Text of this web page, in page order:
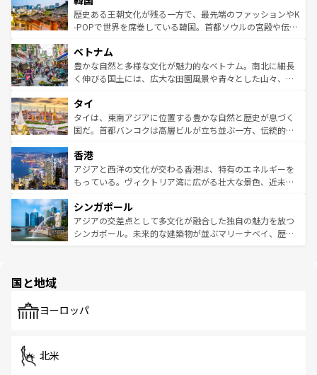
ビング、ハイキングなど、アウトドア好きにはたまらな
い。オーストラリアの多彩な魅力を存分に味わいつくそ
参照してほしい。
と山間の静けさが共存しており、訪れる人に新しい発見と
驚きをもたらしてくれる。また、奥深い台湾の食文化も魅
容にもいいと評判のスイーツなど、バラエティ豊かな料理
が味わえる。 なお、新着の台湾情報は コンテンツ一覧を参
照してほしい。
歴史ある王朝文化が残る一方で、最先端のファッションやK
-POPで世界を席巻している韓国。首都ソウルの宮殿や伝統
き、地方に足を延ばせば四季折々の自然美を楽しむことが
できる。そして、キムチや焼肉、絶品のストリートフード
まで、さまざまな韓国料理が待っている。夜には、韓国な
リティに包まれながら、韓国の多彩な魅力を心ゆくまで味
わってみてほしい。 なお、新着の韓国情報はコンテンツ一
覧を参照してほしい。
ベトナム
豊かな自然と多様な文化が魅力的なベトナム。南北に細長
く伸びる国土には、広大な田園風景や青々とした山々、世
急速な発展と共に伝統が息づく。ハノイの古い町並みやホ
ーチミン市のフランス統治時代の建物も、独特の雰囲気を
醸し出している。また、バラエティの豊かさとおいしさで
とつ。フォーやバインミー、ベトナムコーヒーなどは、ぜ
ひ現地で味わいたい。どの地域を訪れてもあたたかい人々
が旅行者を迎えてくれるので、きっと忘れられない旅にな
参照してほしい。
タイ
タイは、東南アジアに位置する豊かな自然と歴史が息づく
国だ。首都バンコクは高層ビルが立ち並ぶ一方、伝統的な
の活気が交差している。北部ではチェンマイなどの山岳地
帯で自然と触れ合い、南部ではプーケットやクラビの美し
いビーチでリゾート気分を楽しむことができる。タイ料理
激する。気候は一年中温暖で、どの季節にも異なる楽しみ
が待っている。親しみやすいタイの人々、仏教を中心とし
た文化、そして多様な観光資源が、訪れる旅人を魅了し続
香港
アジアと西洋の文化が交わる香港は、特有のエネルギーを
もっている。ヴィクトリア湾に広がる壮大な景色、近未来
み、どこを訪れても感動するはず。観光スポットが密集し
ており、効率よく見どころを回れるのも魅力。息をのむよ
うな絶景から文化的な体験まで、香港を存分に楽しみ尽く
シンガポール
アジアの交差点として多文化が融合した独自の魅力を放つ
シンガポール。未来的な建築物が並ぶマリーナベイ、歴史
で、ホーカーズは地元の風情を楽しめる外せないスポット
国と地域
ヨーロッパ
北米